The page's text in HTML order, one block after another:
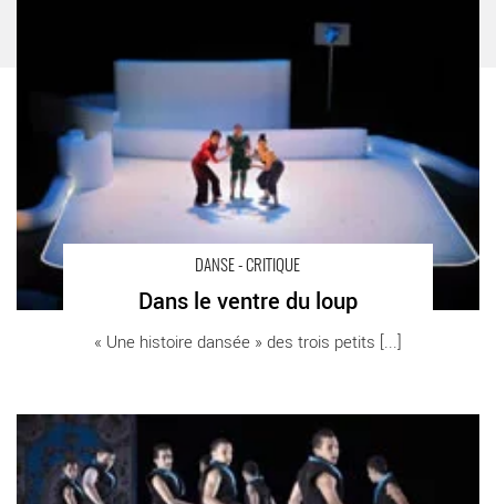
DANSE - CRITIQUE
Dans le ventre du loup
« Une histoire dansée » des trois petits [...]
Nya - Critique sortie Danse